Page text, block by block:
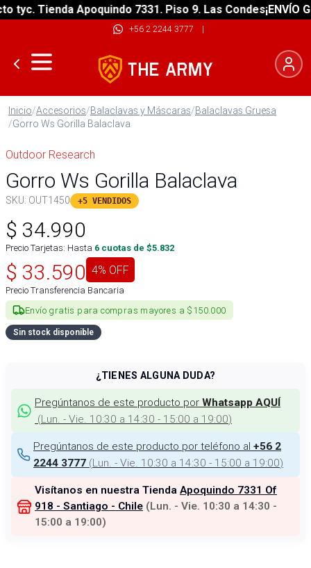
Tienda Apoquindo 7331. Piso 9. Las Condes¡ENVÍO
+56 2 2244 3777 |
Inicio/Accesorios/Balaclavas y Máscaras/Balaclavas Gruesa
/Gorro Ws Gorilla Balaclava
Outdoor Research
Gorro Ws Gorilla Balaclava
SKU: OUT1450 +5 VENDIDOS
$ 34.990
Precio Tarjetas: Hasta 6 cuotas de $5.832
$ 33.590 4% OFF
Precio Transferencia Bancaria
Envío gratis para compras mayores a $150.000
Sin stock disponible
¿TIENES ALGUNA DUDA?
Pregúntanos de este producto por Whatsapp AQUÍ
(Lun. - Vie. 10:30 a 14:30 - 15:00 a 19:00)
Pregúntanos de este producto por teléfono al +56 2
2244 3777 (Lun. - Vie. 10:30 a 14:30 - 15:00 a 19:00)
Visítanos en nuestra Tienda Apoquindo 7331 Of
918 - Santiago - Chile (Lun. - Vie. 10:30 a 14:30 -
15:00 a 19:00)